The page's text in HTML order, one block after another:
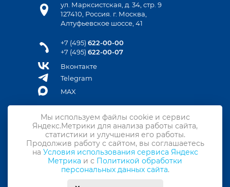
ул. Марксистская, д. 34, стр. 9
127410, Россия. г. Москва,
Алтуфьевское шоссе, 41
+7 (495) 622-00-00
+7 (495) 622-00-07
Вконтакте
Telegram
MAX
Контакты
Подписка на новости
Политика конфиденциальности
Политика обработки персональных данных
Мы используем файлы cookie и сервис
Яндекс.Метрики для анализа работы сайта,
статистики и улучшения его работы.
Продолжив работу с сайтом, вы соглашаетесь
на Условия использования сервиса Яндекс
Метрика и с Политикой обработки
персональных данных сайта.